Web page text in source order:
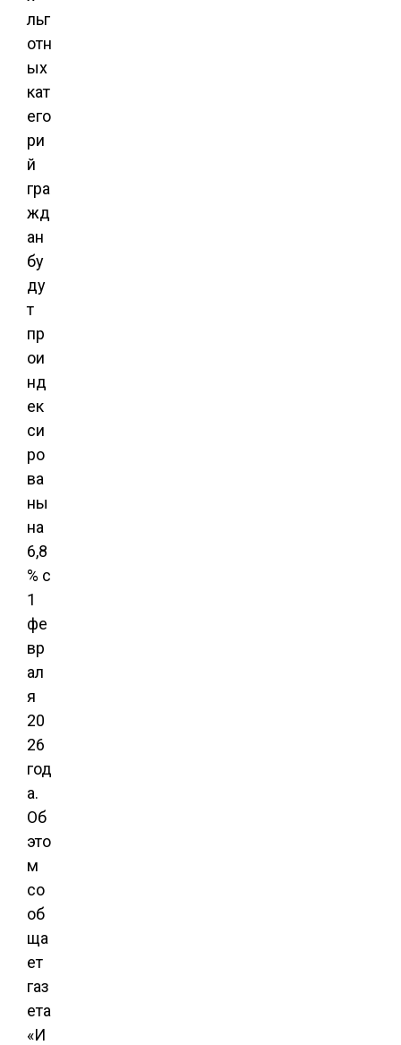
льг
отн
ых
кат
его
ри
й
гра
жд
ан
бу
ду
т
пр
ои
нд
ек
си
ро
ва
ны
на
6,8
% с
1
фе
вр
ал
я
20
26
год
а.
Об
это
м
со
об
ща
ет
газ
ета
«И